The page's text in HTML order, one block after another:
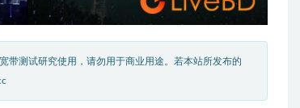
带测试研究使用，请勿用于商业用途。若本站所发布的